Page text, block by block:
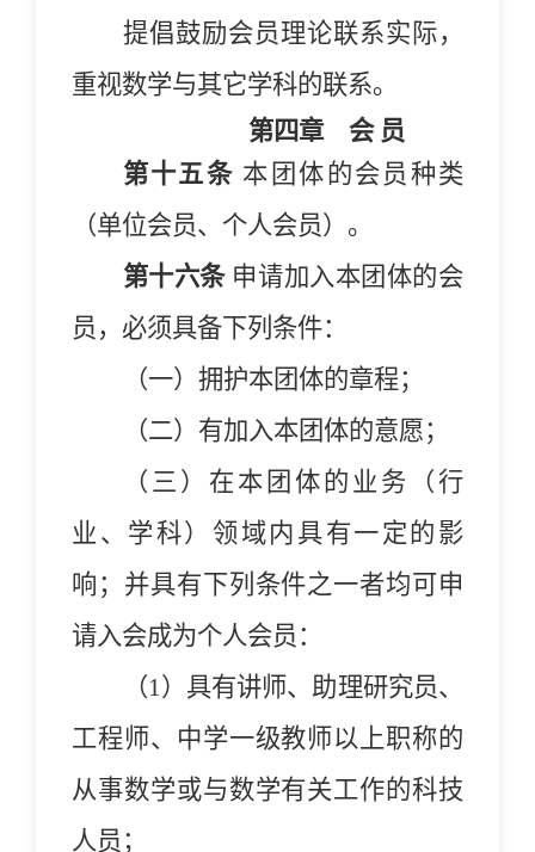
提倡鼓励会员理论联系实际，
重视数学与其它学科的联系。
第四章 会 员
第十五条 本团体的会员种类
（单位会员、个人会员） 。
第十六条申请加入本团体的会
员，必须具备下列条件：
（一）拥护本团体的章程；
（二）有加入本团体的意愿；
（三）在本团体的业务（行
业、学科）领域内具有一定的影
响； 并具有下列条件之一者均可申
请入会成为个人会员 ：
（1）具有讲师、助理研究员、
工程师、中学一级教师以上职称的
从事数学或与数学有关工作的科技
人员；